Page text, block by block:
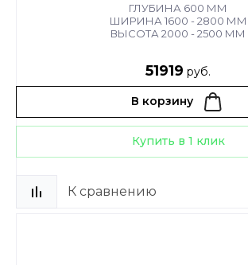
ГЛУБИНА 600 ММ
ШИРИНА 1600 - 2800 ММ
ВЫСОТА 2000 - 2500 ММ
51919 руб.
В корзину
Купить в 1 клик
К сравнению